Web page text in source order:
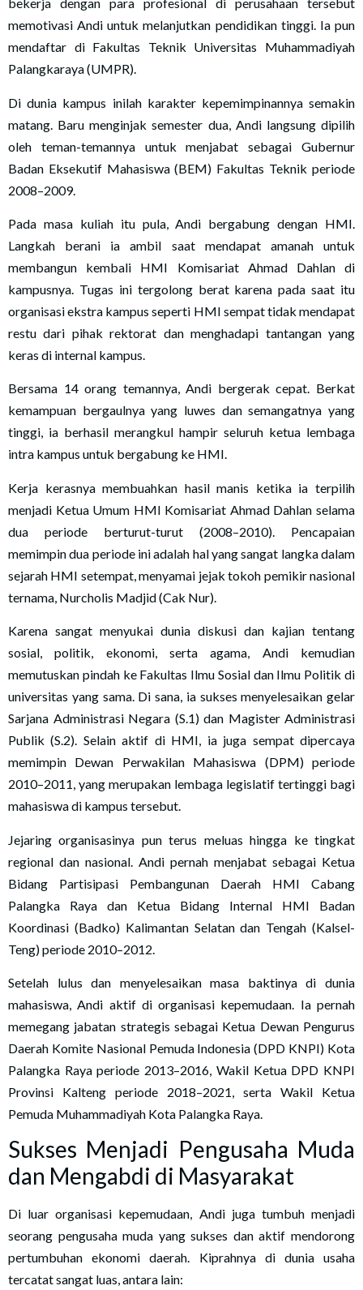
memotivasi Andi untuk melanjutkan pendidikan tinggi. Ia pun
mendaftar di Fakultas Teknik Universitas Muhammadiyah
Palangkaraya (UMPR).
Di dunia kampus inilah karakter kepemimpinannya semakin
matang. Baru menginjak semester dua, Andi langsung dipilih
oleh teman-temannya untuk menjabat sebagai Gubernur
Badan Eksekutif Mahasiswa (BEM) Fakultas Teknik periode
2008–2009.
Pada masa kuliah itu pula, Andi bergabung dengan HMI.
Langkah berani ia ambil saat mendapat amanah untuk
membangun kembali HMI Komisariat Ahmad Dahlan di
kampusnya. Tugas ini tergolong berat karena pada saat itu
organisasi ekstra kampus seperti HMI sempat tidak mendapat
restu dari pihak rektorat dan menghadapi tantangan yang
keras di internal kampus.
Bersama 14 orang temannya, Andi bergerak cepat. Berkat
kemampuan bergaulnya yang luwes dan semangatnya yang
tinggi, ia berhasil merangkul hampir seluruh ketua lembaga
intra kampus untuk bergabung ke HMI.
Kerja kerasnya membuahkan hasil manis ketika ia terpilih
menjadi Ketua Umum HMI Komisariat Ahmad Dahlan selama
dua periode berturut-turut (2008–2010). Pencapaian
memimpin dua periode ini adalah hal yang sangat langka dalam
sejarah HMI setempat, menyamai jejak tokoh pemikir nasional
ternama, Nurcholis Madjid (Cak Nur).
Karena sangat menyukai dunia diskusi dan kajian tentang
sosial, politik, ekonomi, serta agama, Andi kemudian
memutuskan pindah ke Fakultas Ilmu Sosial dan Ilmu Politik di
universitas yang sama. Di sana, ia sukses menyelesaikan gelar
Sarjana Administrasi Negara (S.1) dan Magister Administrasi
Publik (S.2). Selain aktif di HMI, ia juga sempat dipercaya
memimpin Dewan Perwakilan Mahasiswa (DPM) periode
2010–2011, yang merupakan lembaga legislatif tertinggi bagi
mahasiswa di kampus tersebut.
Jejaring organisasinya pun terus meluas hingga ke tingkat
regional dan nasional. Andi pernah menjabat sebagai Ketua
Bidang Partisipasi Pembangunan Daerah HMI Cabang
Palangka Raya dan Ketua Bidang Internal HMI Badan
Koordinasi (Badko) Kalimantan Selatan dan Tengah (Kalsel-
Teng) periode 2010–2012.
Setelah lulus dan menyelesaikan masa baktinya di dunia
mahasiswa, Andi aktif di organisasi kepemudaan. Ia pernah
memegang jabatan strategis sebagai Ketua Dewan Pengurus
Daerah Komite Nasional Pemuda Indonesia (DPD KNPI) Kota
Palangka Raya periode 2013–2016, Wakil Ketua DPD KNPI
Provinsi Kalteng periode 2018–2021, serta Wakil Ketua
Pemuda Muhammadiyah Kota Palangka Raya.
Sukses Menjadi Pengusaha Muda
dan Mengabdi di Masyarakat
Di luar organisasi kepemudaan, Andi juga tumbuh menjadi
seorang pengusaha muda yang sukses dan aktif mendorong
pertumbuhan ekonomi daerah. Kiprahnya di dunia usaha
tercatat sangat luas, antara lain: